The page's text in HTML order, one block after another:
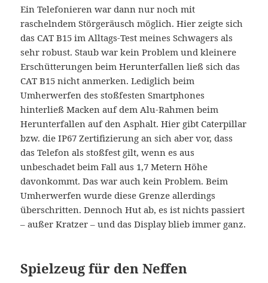
Ein Telefonieren war dann nur noch mit
raschelndem Störgeräusch möglich. Hier zeigte sich
das CAT B15 im Alltags-Test meines Schwagers als
sehr robust. Staub war kein Problem und kleinere
Erschütterungen beim Herunterfallen ließ sich das
CAT B15 nicht anmerken. Lediglich beim
Umherwerfen des stoßfesten Smartphones
hinterließ Macken auf dem Alu-Rahmen beim
Herunterfallen auf den Asphalt. Hier gibt Caterpillar
bzw. die IP67 Zertifizierung an sich aber vor, dass
das Telefon als stoßfest gilt, wenn es aus
unbeschadet beim Fall aus 1,7 Metern Höhe
davonkommt. Das war auch kein Problem. Beim
Umherwerfen wurde diese Grenze allerdings
überschritten. Dennoch Hut ab, es ist nichts passiert
– außer Kratzer – und das Display blieb immer ganz.
Spielzeug für den Neffen